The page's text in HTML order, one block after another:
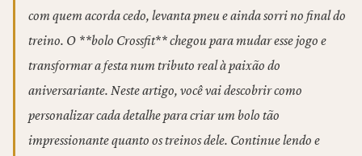
com quem acorda cedo, levanta pneu e ainda sorri no final do
treino. O **bolo Crossfit** chegou para mudar esse jogo e
transformar a festa num tributo real à paixão do
aniversariante. Neste artigo, você vai descobrir como
personalizar cada detalhe para criar um bolo tão
impressionante quanto os treinos dele. Continue lendo e